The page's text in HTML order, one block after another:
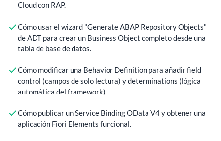
Cloud con RAP.
Cómo usar el wizard "Generate ABAP Repository Objects"
de ADT para crear un Business Object completo desde una
tabla de base de datos.
Cómo modificar una Behavior Definition para añadir field
control (campos de solo lectura) y determinations (lógica
automática del framework).
Cómo publicar un Service Binding OData V4 y obtener una
aplicación Fiori Elements funcional.